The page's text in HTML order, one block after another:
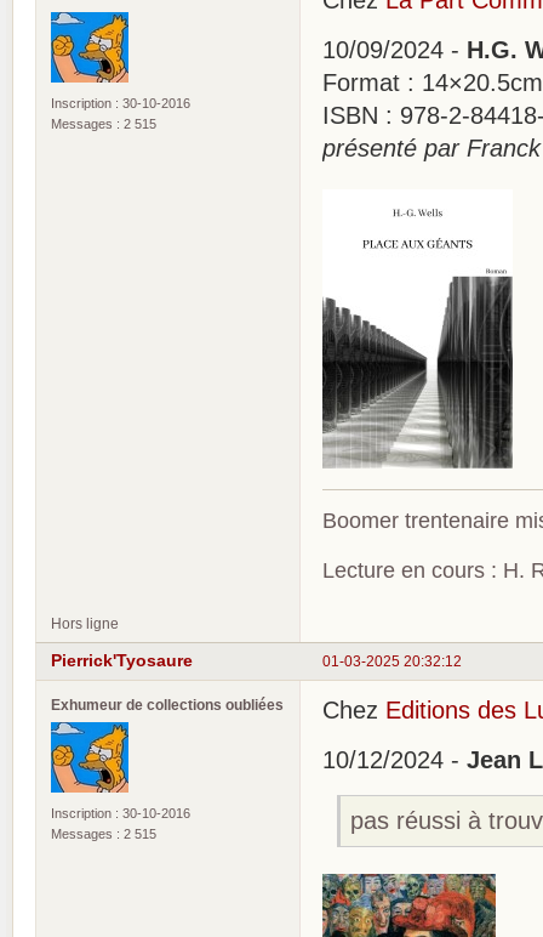
Inscription : 30-10-2016
Messages : 2 515
10/09/2024 - H.G.
Format :
ISBN : 978-2-
présenté par
Boomer trentenaire
Lecture en cours : H.
Hors ligne
01-03-2025 20:32:12
Pierrick'Tyosaure
Exhumeur de collections oubliées
Inscription : 30-10-2016
Messages : 2 515
Chez Editions des
10/12/2024 - Jean
pas réussi à